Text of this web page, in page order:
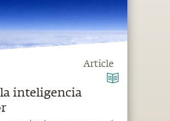
Article
inteligencia